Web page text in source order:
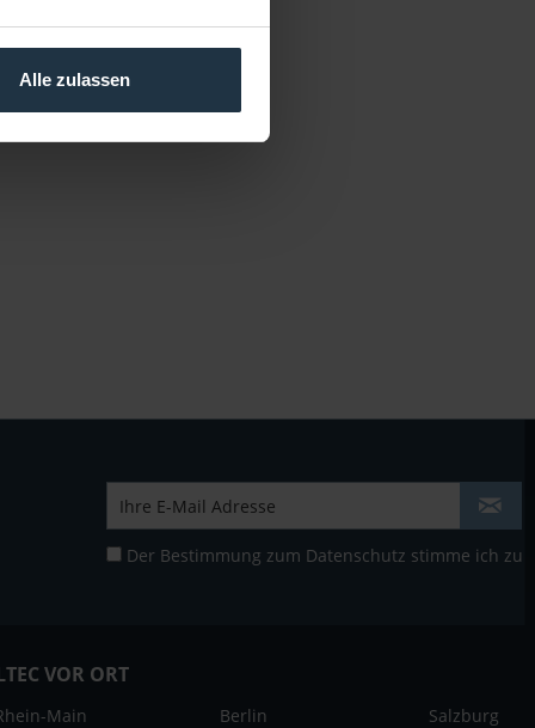
Alle zulassen
Der Bestimmung zum Datenschutz stimme ich zu
VOR ORT
Main
Berlin
Salzburg